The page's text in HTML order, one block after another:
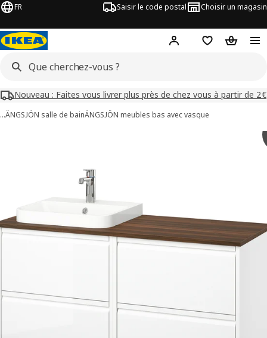
FR Saisir le code postal Choisir un magasin
Mon compteFavorisPanier
Nouveau : Faites vous livrer plus près de chez vous à partir de 2€
…ÄNGSJÖN salle de bainÄNGSJÖN meubles bas avec vasque